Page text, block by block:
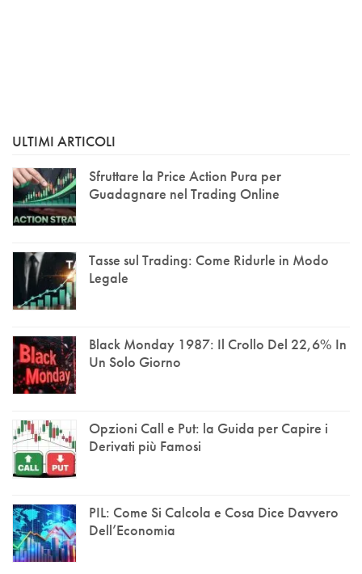
ULTIMI ARTICOLI
Sfruttare la Price Action Pura per
Guadagnare nel Trading Online
Tasse sul Trading: Come Ridurle in Modo
Legale
Black Monday 1987: Il Crollo Del 22,6% In
Un Solo Giorno
Opzioni Call e Put: la Guida per Capire i
Derivati più Famosi
PIL: Come Si Calcola e Cosa Dice Davvero
Dell’Economia